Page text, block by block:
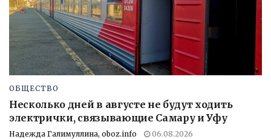
ОБЩЕСТВО
Несколько дней в августе не будут ходить
электрички, связывающие Самару и Уфу
Надежда Галимуллина, oboz.info 06.08.2026